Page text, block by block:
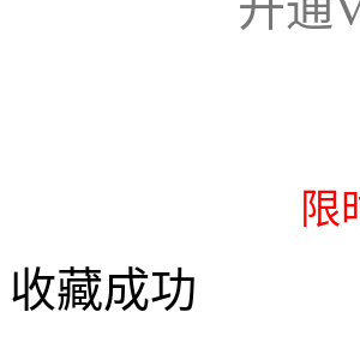
限
收藏成功